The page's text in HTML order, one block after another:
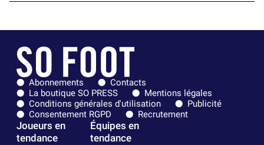
Abonnements
Contacts
La boutique SO PRESS
Mentions légales
Conditions générales d'utilisation
Publicité
Consentement RGPD
Recrutement
Joueurs en
tendance
Équipes en
tendance